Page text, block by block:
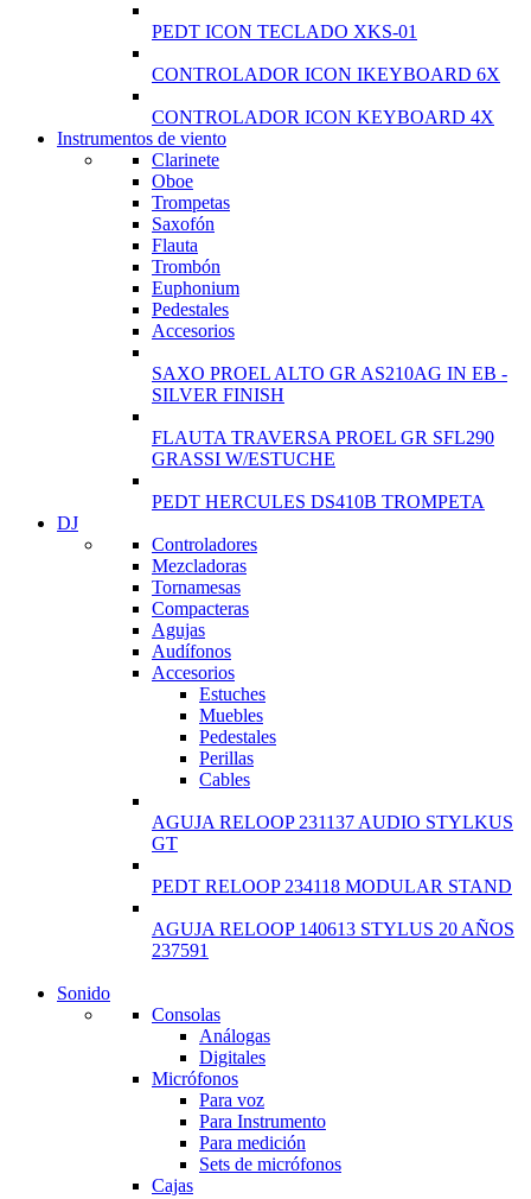
PEDT ICON TECLADO XKS-01
CONTROLADOR ICON IKEYBOARD 6X
CONTROLADOR ICON KEYBOARD 4X
View more
Instrumentos de viento
Clarinete
Oboe
Trompetas
Saxofón
Flauta
Trombón
Euphonium
Pedestales
Accesorios
SAXO PROEL ALTO GR AS210AG IN EB -
SILVER FINISH
FLAUTA TRAVERSA PROEL GR SFL290
GRASSI W/ESTUCHE
PEDT HERCULES DS410B TROMPETA
DJ
Controladores
Mezcladoras
Tornamesas
Compacteras
Agujas
Audífonos
Accesorios
Estuches
Muebles
Pedestales
Perillas
Cables
AGUJA RELOOP 231137 AUDIO STYLKUS
GT
PEDT RELOOP 234118 MODULAR STAND
AGUJA RELOOP 140613 STYLUS 20 AÑOS
237591
TP 450X I7 THINKPAD
Shop Now
Sonido
Consolas
Análogas
Digitales
Micrófonos
Para voz
Para Instrumento
Para medición
Sets de micrófonos
Cajas